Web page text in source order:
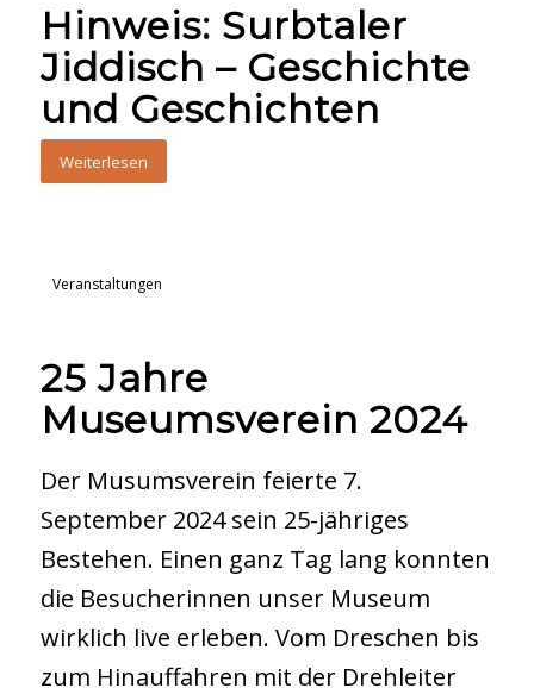
Hinweis: Surbtaler
Jiddisch – Geschichte
und Geschichten
Weiterlesen
Veranstaltungen
25 Jahre
Museumsverein 2024
Der Musumsverein feierte 7.
September 2024 sein 25-jähriges
Bestehen. Einen ganz Tag lang konnten
die Besucherinnen unser Museum
wirklich live erleben. Vom Dreschen bis
zum Hinauffahren mit der Drehleiter